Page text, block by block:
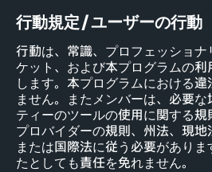
行動規定 / ユーザーの行動
行動は、常識、プロフェッショ
ケット、および本プログラムの利
します。本プログラムにおける
ません。またメンバーは、必要
ティーのツールの使用に関する規
プロバイダーの規則、州法、現地
または国際法に従う必要があり
たとしても責任を免れません。